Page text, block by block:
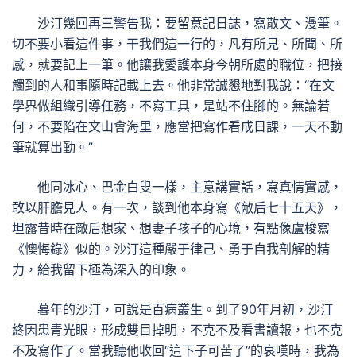
沙汀幾回再三警告我：要留意記日誌，寫散文、漫筆。
切不要小看這件事，干我們這一行的，凡有所見、所聞、所
感，就要記上一筆。他讓我愛護本身今朝所處的職位，把接
觸到的人和事隨時記載上去。他非常誠懇地對我說：“在文
學界做組織引導任務，不寫工具，是站不住腳的。無論若
何，不要陷在文山會海里，應當把寫作看成日課，一天不動
筆就算出勤。”
他同冰心、巴金白叟一樣，主意講實話，寫真情實感，
敢以肝膽見人。有一次，談到他本身寫《敵后七十五天》，
坦露昔時在敵后想家、想妻子孩子的心境，有點像盧梭寫
《懊悔錄》似的。沙汀這種嚴于律己、勇于自我剖解的精
力，給我留下極為深入的印象。
暮年的沙汀，可說是百病叢生。到了90年月初，沙汀
終因患青光眼，形成雙目掉明，不克不及看書讀報，也不克
不及寫作了。當我聽他收回“這下子可苦了”的哀嘆時，我為